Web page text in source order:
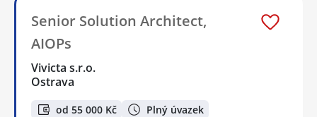
Senior Solution Architect,
AIOPs
Vivicta s.r.o.
Ostrava
od 55 000 Kč Plný úvazek